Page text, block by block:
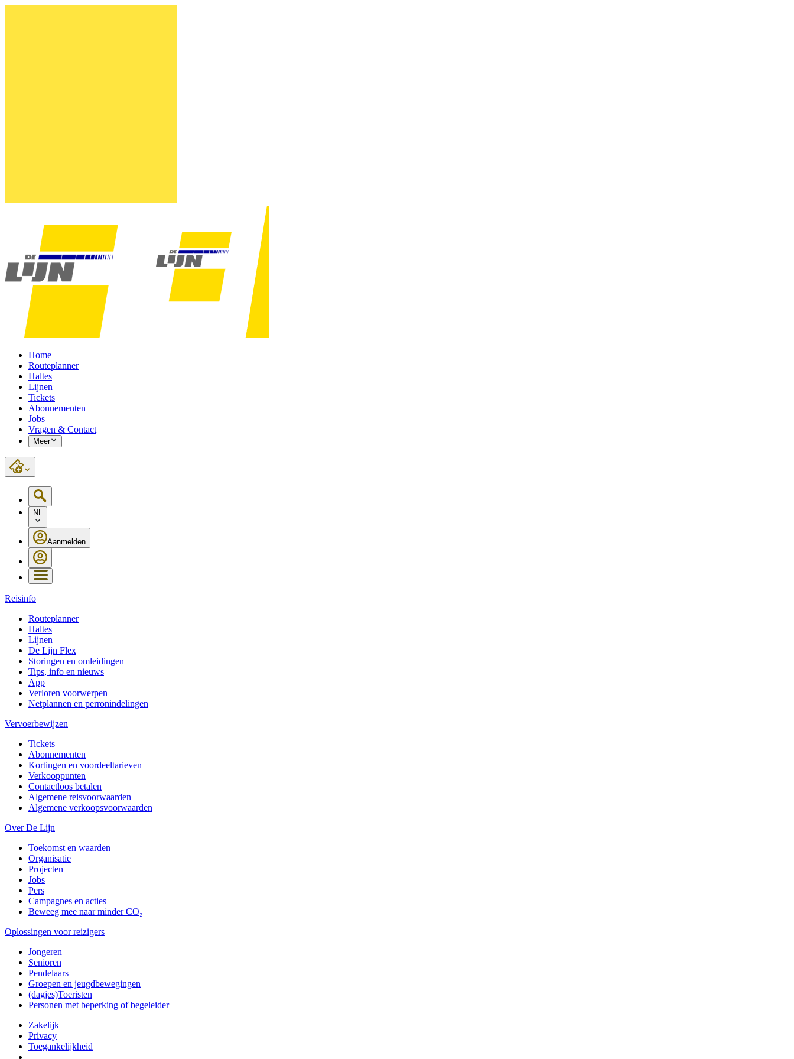
Home
Routeplanner
Haltes
Lijnen
Tickets
Abonnementen
Jobs
Vragen & Contact
Meer
NL
Aanmelden
Reisinfo
Routeplanner
Haltes
Lijnen
De Lijn Flex
Storingen en omleidingen
Tips, info en nieuws
App
Verloren voorwerpen
Netplannen en perronindelingen
Vervoerbewijzen
Tickets
Abonnementen
Kortingen en voordeeltarieven
Verkooppunten
Contactloos betalen
Algemene reisvoorwaarden
Algemene verkoopsvoorwaarden
Over De Lijn
Toekomst en waarden
Organisatie
Projecten
Jobs
Pers
Campagnes en acties
Beweeg mee naar minder CO₂
Oplossingen voor reizigers
Jongeren
Senioren
Pendelaars
Groepen en jeugdbewegingen
(dagjes)Toeristen
Personen met beperking of begeleider
Zakelijk
Privacy
Toegankelijkheid